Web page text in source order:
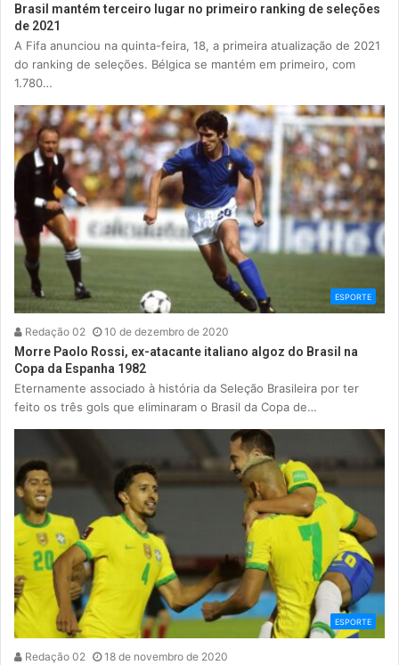
Brasil mantém terceiro lugar no primeiro ranking de seleções
de 2021
A Fifa anunciou na quinta-feira, 18, a primeira atualização de 2021
do ranking de seleções. Bélgica se mantém em primeiro, com
1.780…
ESPORTE
Redação 02 10 de dezembro de 2020
Morre Paolo Rossi, ex-atacante italiano algoz do Brasil na
Copa da Espanha 1982
Eternamente associado à história da Seleção Brasileira por ter
feito os três gols que eliminaram o Brasil da Copa de…
ESPORTE
Redação 02 18 de novembro de 2020